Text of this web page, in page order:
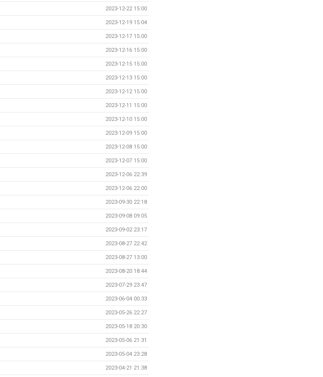
2023-12-22 15:00
2023-12-19 15:04
2023-12-17 15:00
2023-12-16 15:00
2023-12-15 15:00
2023-12-13 15:00
2023-12-12 15:00
2023-12-11 15:00
2023-12-10 15:00
2023-12-09 15:00
2023-12-08 15:00
2023-12-07 15:00
2023-12-06 22:39
2023-12-06 22:00
2023-09-30 22:18
2023-09-08 09:05
2023-09-02 23:17
2023-08-27 22:42
2023-08-27 13:00
2023-08-20 18:44
2023-07-29 23:47
2023-06-04 00:33
2023-05-26 22:27
2023-05-18 20:30
2023-05-06 21:31
2023-05-04 23:28
2023-04-21 21:38